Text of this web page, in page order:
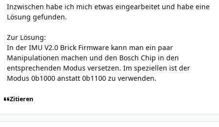
Inzwischen habe ich mich etwas eingearbeitet und habe eine
Lösung gefunden.
Zur Lösung:
In der IMU V2.0 Brick Firmware kann man ein paar
Manipulationen machen und den Bosch Chip in den
entsprechenden Modus versetzen. Im speziellen ist der
Modus 0b1000 anstatt 0b1100 zu verwenden.
Zitieren